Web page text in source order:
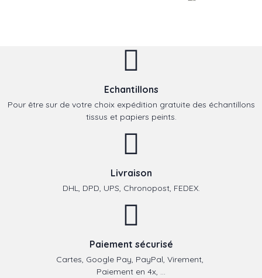
Echantillons
Pour être sur de votre choix expédition gratuite des échantillons
tissus et papiers peints.
Livraison
DHL, DPD, UPS, Chronopost, FEDEX.
Paiement sécurisé
Cartes, Google Pay, PayPal, Virement,
Paiement en 4x, ...